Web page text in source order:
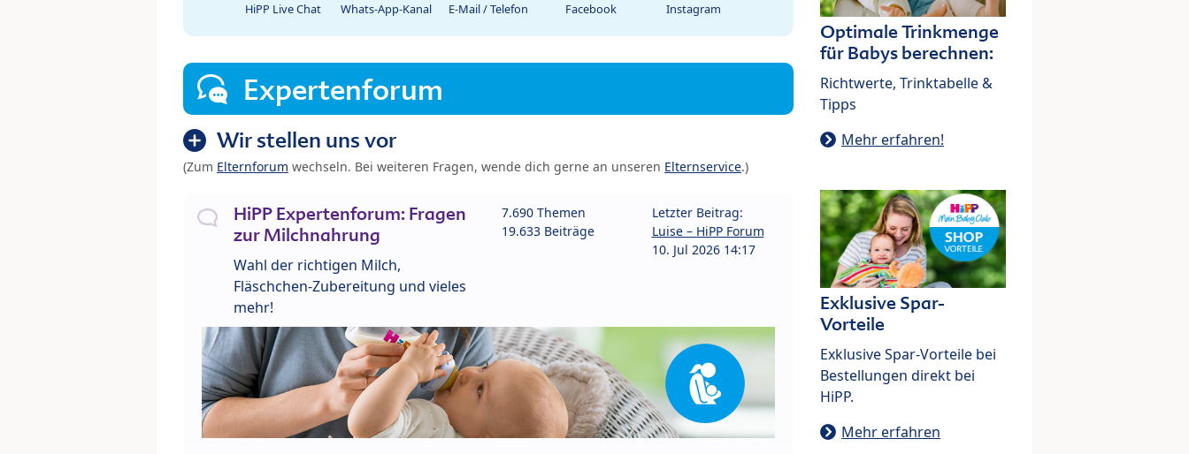
HiPP Live Chat Whats-App-Kanal E-Mail / Telefon Facebook Instagram
Expertenforum
Wir stellen uns vor
(Zum Elternforum wechseln. Bei weiteren Fragen, wende dich gerne an unseren Elternservice.)
HiPP Expertenforum: Fragen
zur Milchnahrung
Wahl der richtigen Milch,
Fläschchen-Zubereitung und vieles
mehr!
7.690 Themen
19.633 Beiträge
Letzter Beitrag:
Luise – HiPP Forum
10. Jul 2026 14:17
Optimale Trinkmenge
für Babys berechnen:
Richtwerte, Trinktabelle &
Tipps
Mehr erfahren!
Exklusive Spar-
Vorteile
Exklusive Spar-Vorteile bei
Bestellungen direkt bei
HiPP.
Mehr erfahren